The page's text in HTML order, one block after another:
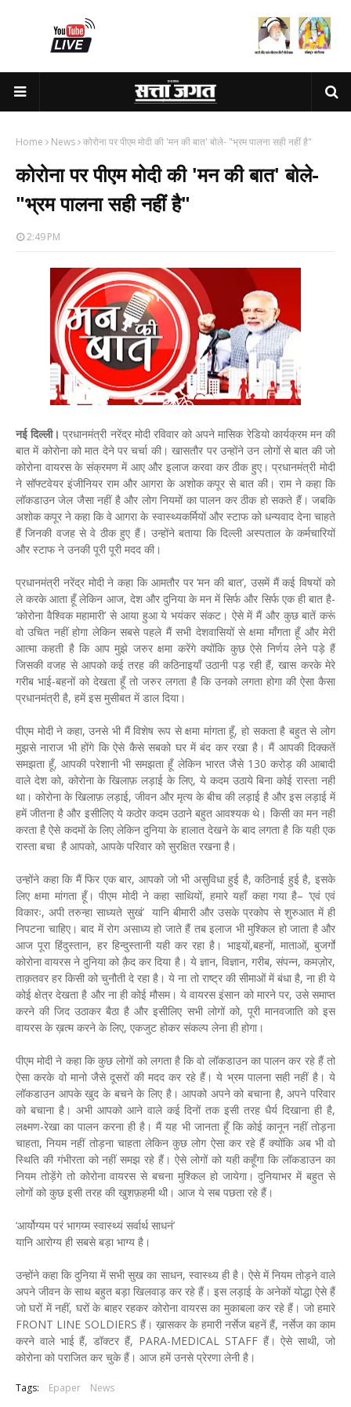
Home News कोरोना पर पीएम मोदी की 'मन की बात' बोले- "भ्रम पालना सही नहीं है"
कोरोना पर पीएम मोदी की 'मन की बात' बोले-
"भ्रम पालना सही नहीं है"
2:49 PM
नई दिल्ली। प्रधानमंत्री नरेंद्र मोदी रविवार को अपने मासिक रेडियो कार्यक्रम मन की
बात में कोरोना को मात देने पर चर्चा की। खासतौर पर उन्होंने उन लोगों से बात की जो
कोरोना वायरस के संक्रमण में आए और इलाज करवा कर ठीक हुए। प्रधानमंत्री मोदी
ने सॉफ्टवेयर इंजीनियर राम और आगरा के अशोक कपूर से बात की। राम ने कहा कि
लॉकडाउन जेल जैसा नहीं है और लोग नियमों का पालन कर ठीक हो सकते हैं। जबकि
अशोक कपूर ने कहा कि वे आगरा के स्वास्थ्यकर्मियों और स्टाफ को धन्यवाद देना चाहते
हैं जिनकी वजह से वे ठीक हुए हैं। उन्होंने बताया कि दिल्ली अस्पताल के कर्मचारियों
और स्टाफ ने उनकी पूरी पूरी मदद की।
प्रधानमंत्री नरेंद्र मोदी ने कहा कि आमतौर पर ‘मन की बात’, उसमें मैं कई विषयों को
ले करके आता हूँ लेकिन आज, देश और दुनिया के मन में सिर्फ और सिर्फ एक ही बात है-
‘कोरोना वैश्विक महामारी’ से आया हुआ ये भयंकर संकट। ऐसे में मैं और कुछ बातें करूं
वो उचित नहीं होगा लेकिन सबसे पहले मैं सभी देशवासियों से क्षमा माँगता हूँ और मेरी
आत्मा कहती है कि आप मुझे जरुर क्षमा करेंगे क्योंकि कुछ ऐसे निर्णय लेने पड़े हैं
जिसकी वजह से आपको कई तरह की कठिनाइयाँ उठानी पड़ रही हैं, खास करके मेरे
गरीब भाई-बहनों को देखता हूँ तो जरुर लगता है कि उनको लगता होगा की ऐसा कैसा
प्रधानमंत्री है, हमें इस मुसीबत में डाल दिया।
पीएम मोदी ने कहा, उनसे भी मैं विशेष रूप से क्षमा मांगता हूँ, हो सकता है बहुत से लोग
मुझसे नाराज भी होंगे कि ऐसे कैसे सबको घर में बंद कर रखा है। मैं आपकी दिक्कतें
समझता हूँ, आपकी परेशानी भी समझता हूँ लेकिन भारत जैसे 130 करोड़ की आबादी
वाले देश को, कोरोना के खिलाफ़ लड़ाई के लिए, ये कदम उठाये बिना कोई रास्ता नहीं
था। कोरोना के खिलाफ़ लड़ाई, जीवन और मृत्य के बीच की लड़ाई है और इस लड़ाई में
हमें जीतना है और इसीलिए ये कठोर कदम उठाने बहुत आवश्यक थे। किसी का मन नहीं
करता है ऐसे कदमों के लिए लेकिन दुनिया के हालात देखने के बाद लगता है कि यही एक
रास्ता बचा है आपको, आपके परिवार को सुरक्षित रखना है।
उन्होंने कहा कि मैं फिर एक बार, आपको जो भी असुविधा हुई है, कठिनाई हुई है, इसके
लिए क्षमा मांगता हूँ। पीएम मोदी ने कहा साथियों, हमारे यहाँ कहा गया है– ‘एवं एवं
विकारः, अपी तरुन्हा साध्यते सुखं’ यानि बीमारी और उसके प्रकोप से शुरुआत में ही
निपटना चाहिए। बाद में रोग असाध्य हो जाते हैं तब इलाज भी मुश्किल हो जाता है और
आज पूरा हिंदुस्तान, हर हिन्दुस्तानी यही कर रहा है। भाइयों,बहनों, माताओं, बुजर्गों
कोरोना वायरस ने दुनिया को क़ैद कर दिया है। ये ज्ञान, विज्ञान, गरीब, संपन्न, कमज़ोर,
ताक़तवर हर किसी को चुनौती दे रहा है। ये ना तो राष्ट्र की सीमाओं में बंधा है, ना ही ये
कोई क्षेत्र देखता है और ना ही कोई मौसम। ये वायरस इंसान को मारने पर, उसे समाप्त
करने की जिद उठाकर बैठा है और इसीलिए सभी लोगों को, पूरी मानवजाति को इस
वायरस के ख़त्म करने के लिए, एकजुट होकर संकल्प लेना ही होगा।
पीएम मोदी ने कहा कि कुछ लोगों को लगता है कि वो लॉकडाउन का पालन कर रहे हैं तो
ऐसा करके वो मानो जैसे दूसरों की मदद कर रहे हैं। ये भ्रम पालना सही नहीं है। ये
लॉकडाउन आपके खुद के बचने के लिए है। आपको अपने को बचाना है, अपने परिवार
को बचाना है। अभी आपको आने वाले कई दिनों तक इसी तरह धैर्य दिखाना ही है,
लक्ष्मण-रेखा का पालन करना ही है। मैं यह भी जानता हूँ कि कोई कानून नहीं तोड़ना
चाहता, नियम नहीं तोड़ना चाहता लेकिन कुछ लोग ऐसा कर रहे हैं क्योंकि अब भी वो
स्थिति की गंभीरता को नहीं समझ रहे हैं। ऐसे लोगों को यही कहूँगा कि लॉकडाउन का
नियम तोड़ेंगे तो कोरोना वायरस से बचना मुश्किल हो जायेगा। दुनियाभर में बहुत से
लोगों को कुछ इसी तरह की खुशफ़हमी थी। आज ये सब पछता रहे हैं।
‘आर्योग्यम परं भागय्म स्वास्थ्यं सर्वार्थ साधनं’
यानि आरोग्य ही सबसे बड़ा भाग्य है।
उन्होंने कहा कि दुनिया में सभी सुख का साधन, स्वास्थ्य ही है। ऐसे में नियम तोड़ने वाले
अपने जीवन के साथ बहुत बड़ा खिलवाड़ कर रहे हैं। इस लड़ाई के अनेकों योद्धा ऐसे हैं
जो घरों में नहीं, घरों के बाहर रहकर कोरोना वायरस का मुकाबला कर रहे हैं। जो हमारे
FRONT LINE SOLDIERS हैं। ख़ासकर के हमारी नर्सेज बहनें हैं, नर्सेज का काम
करने वाले भाई हैं, डॉक्टर हैं, PARA-MEDICAL STAFF हैं। ऐसे साथी, जो
कोरोना को पराजित कर चुके हैं। आज हमें उनसे प्रेरणा लेनी है।
Tags: Epaper News